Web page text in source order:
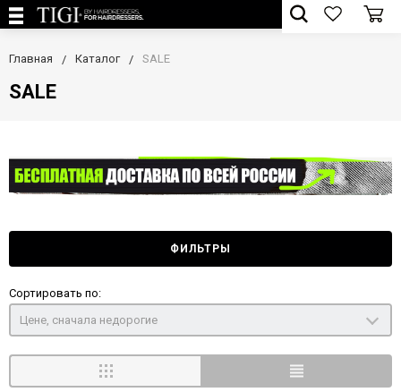
Главная Каталог SALE
SALE
ФИЛЬТРЫ
Сортировать по:
Цене, сначала недорогие